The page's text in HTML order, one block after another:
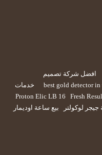
افضل شركة تصميم
best gold detector
خدمات
Proton Elic LB 16
Fresh
جيجر لوكولتر
بيع ساعة اوديمار